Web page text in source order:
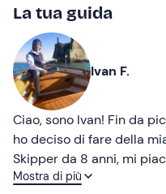
La tua guida
Ivan F.
Ciao, sono Ivan! Fin da
ho deciso di fare della
Skipper da 8 anni, mi
mia terra.
Mostra di più